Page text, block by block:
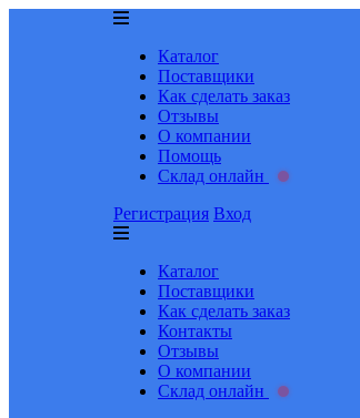
Каталог
Поставщики
Как сделать заказ
Отзывы
О компании
Помощь
Склад онлайн
Регистрация Вход
Каталог
Поставщики
Как сделать заказ
Контакты
Отзывы
О компании
Склад онлайн